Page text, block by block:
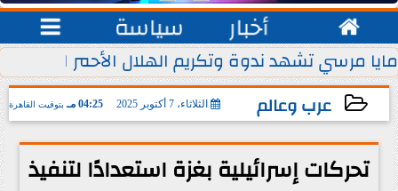
 أخبار سياسة 
يوليو من كل عام
مايا مرسي تشهد ندوة وتكريم الهلال الأحمر
عرب وعالم الثلاثاء، 7 أكتوبر 2025 04:25 مـ بتوقيت القاهرة
2025-10-07 16:25:21
تحركات إسرائيلية بغزة استعدادًا لتنفيذ